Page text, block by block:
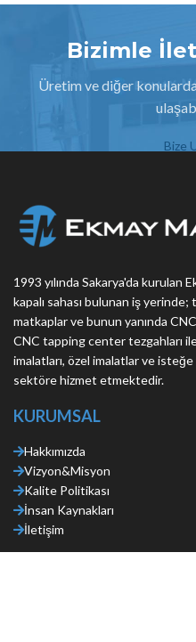
Bizimle
Üretim ve diğer
Bize
1993 yılında Sakarya'da kurulan
kapalı sahası bulunan iş
matkaplar ve bunun yanında
CNC tapping center tezgahları
imalatları, özel imalatlar ve
sektöre hizmet etmektedir.
KURUMSAL
Hakkımızda
Vizyon&Misyon
Kalite Politikası
İnsan Kaynakları
İletişim